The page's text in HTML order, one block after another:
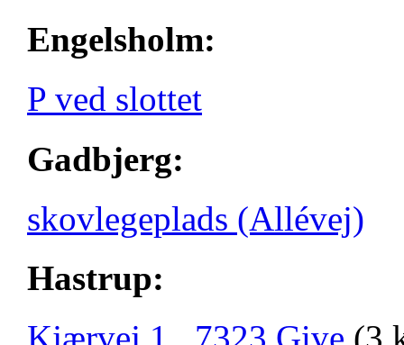
Engelsholm:
P ved slottet
Gadbjerg:
skovlegeplads (Allévej)
Hastrup: